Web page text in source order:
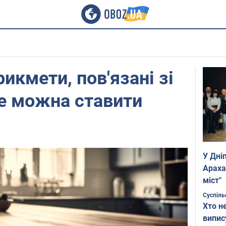
пов'язані зі
можна ставити
У
міст"
Хто